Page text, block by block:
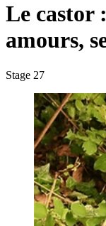
Le castor
amours,
Stage 27